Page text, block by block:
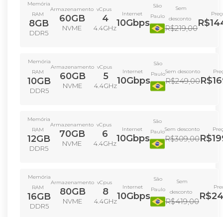
Memória
RAM
8GB
DDR5
Armazenamento
60GB
NVME
vCpus
4
4.4GHz
Internet
10Gbps
São
Paulo
Sem
desconto
R$219,00
Memória
RAM
10GB
DDR5
Armazenamento
60GB
NVME
vCpus
5
4.4GHz
Internet
10Gbps
São
PauloSem desconto
R$249,00
Memória
RAM
12GB
DDR5
Armazenamento
70GB
NVME
vCpus
6
4.4GHz
Internet
10Gbps
São
PauloSem desconto
R$309,00
Memória
RAM
16GB
DDR5
Armazenamento
80GB
NVME
vCpus
8
4.4GHz
Internet
10Gbps
São
Paulo
Sem
desconto
R$419,00